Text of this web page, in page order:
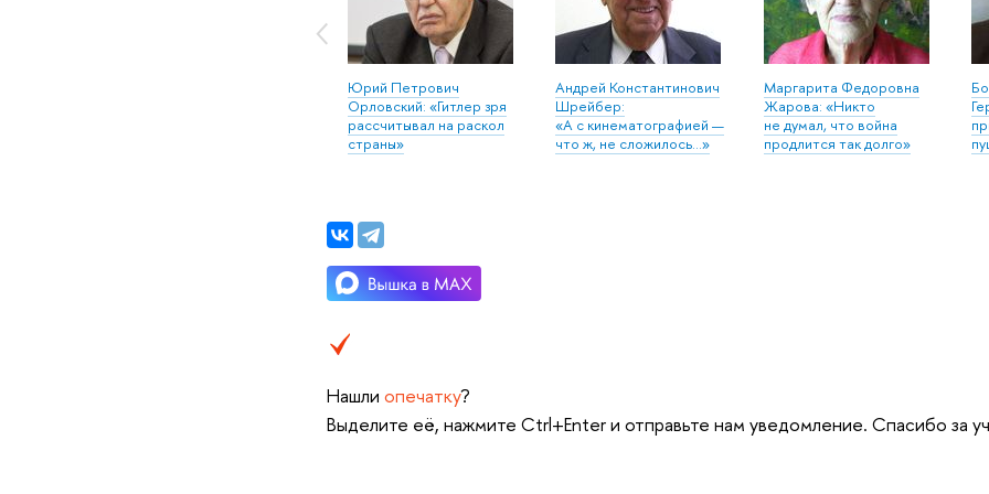
Юрий Петрович
Орловский: «Гитлер зря
рассчитывал на раскол
страны»
Андрей Константинович
Шрейбер:
«А с кинематографией —
что ж, не сложилось…»
Маргарита Федоровна
Жарова: «Никто
не думал, что война
продлится так долго»
Нашли опечатку?
Выделите её, нажмите Ctrl+Enter и отправьте нам уведомление. Спасибо за